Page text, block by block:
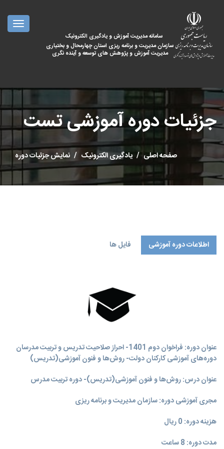
سامانه مدیریت آموزش و یادگیری الکترونیک
سازمان مدیریت و برنامه ریزی استان چهارمحال و بختیاری
مدیریت آموزش و پژوهش های توسعه و آینده نگری
جزئیات دوره آموزشی تست
صفحه اصلی یادگیری الکترونیک نمایش جزئیات دوره
اطلاعات دوره آموزشی فایل ها
عنوان دوره: فراخوان دوم 1401- احراز صلاحیت تدریس و تربیت مدرسان
دوره‌های آموزشی کارکنان دولت- روش‌ها و فنون آموزشی(تدریس)
عنوان درس: روش‌ها و فنون آموزشی(تدریس)- دوره تربیت مدرس
مجری آموزشی دوره: سازمان مدیریت و برنامه‌ ریزی
هزینه دوره: 0 ریال
مدت دوره: 8 ساعت